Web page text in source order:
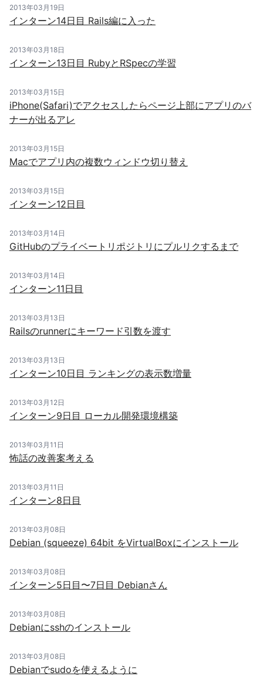
2013年03月19日
インターン14日目 Rails編に入った
2013年03月18日
インターン13日目 RubyとRSpecの学習
2013年03月15日
iPhone(Safari)でアクセスしたらページ上部にアプリのバ
ナーが出るアレ
2013年03月15日
Macでアプリ内の複数ウィンドウ切り替え
2013年03月15日
インターン12日目
2013年03月14日
GitHubのプライベートリポジトリにプルリクするまで
2013年03月14日
インターン11日目
2013年03月13日
Railsのrunnerにキーワード引数を渡す
2013年03月13日
インターン10日目 ランキングの表示数増量
2013年03月12日
インターン9日目 ローカル開発環境構築
2013年03月11日
怖話の改善案考える
2013年03月11日
インターン8日目
2013年03月08日
Debian (squeeze) 64bit をVirtualBoxにインストール
2013年03月08日
インターン5日目〜7日目 Debianさん
2013年03月08日
Debianにsshのインストール
2013年03月08日
Debianでsudoを使えるように